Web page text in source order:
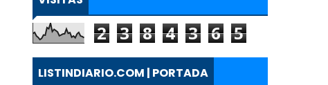
2 3 8 4 3 6 5
LISTINDIARIO.COM | PORTADA